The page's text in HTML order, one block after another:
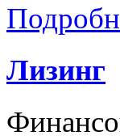
Лизинг